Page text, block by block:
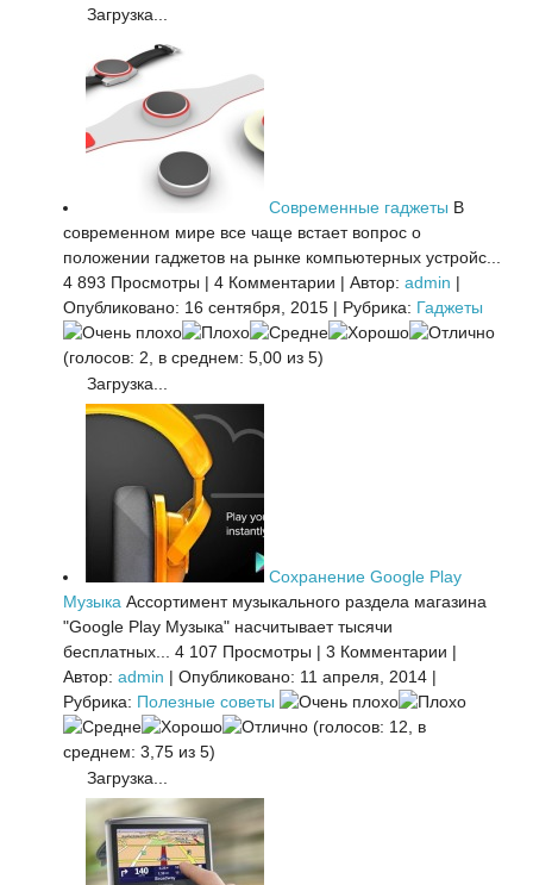
Загрузка...
Современные гаджеты В
современном мире все чаще встает вопрос о
положении гаджетов на рынке компьютерных устройс...
4 893 Просмотры | 4 Комментарии | Автор: admin |
Опубликовано: 16 сентября, 2015 | Рубрика: Гаджеты
(голосов: 2, в среднем: 5,00 из 5)
Загрузка...
Сохранение Google Play
Музыка Ассортимент музыкального раздела магазина
"Google Play Музыка" насчитывает тысячи
бесплатных...
4 107 Просмотры | 3 Комментарии |
Автор: admin | Опубликовано: 11 апреля, 2014 |
Рубрика: Полезные советы
(голосов: 12, в
среднем: 3,75 из 5)
Загрузка...